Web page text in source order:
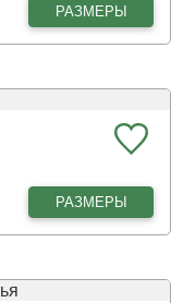
РАЗМЕРЫ
РАЗМЕРЫ